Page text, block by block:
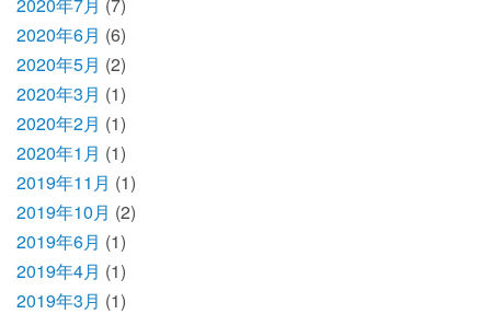
2020年6月 (6)
2020年5月 (2)
2020年3月 (1)
2020年2月 (1)
2020年1月 (1)
2019年11月 (1)
2019年10月 (2)
2019年6月 (1)
2019年4月 (1)
2019年3月 (1)